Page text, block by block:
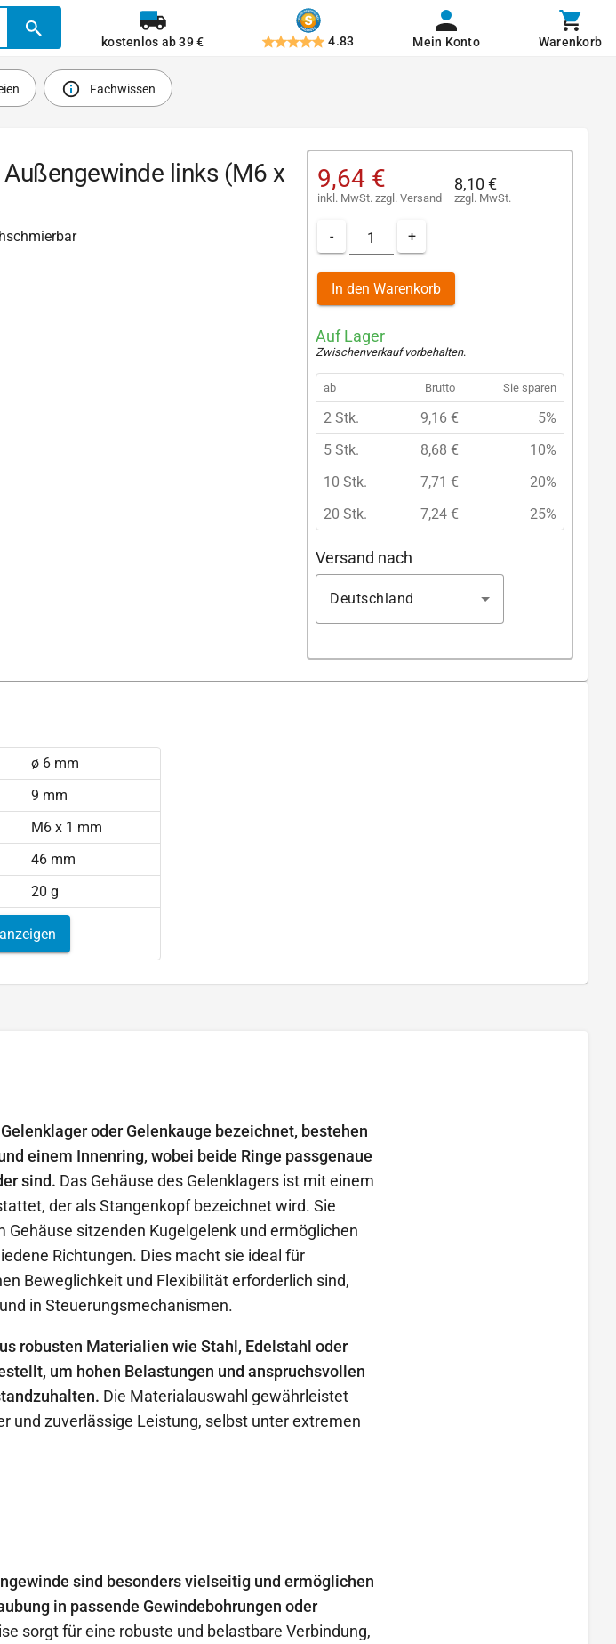
kostenlos ab 39 € 4.83 Mein Konto Warenkorb
Fachwissen
links (M6 x
9,64 €
inkl. MwSt. zzgl. Versand
8,10 €
zzgl. MwSt.
- +
In den Warenkorb
Auf Lager
Zwischenverkauf vorbehalten.
ab Brutto Sie sparen
2 Stk. 9,16 €
5%
5 Stk.
8,68 €
10%
10 Stk.
7,71 €
20%
20 Stk.
7,24 € 25%
Versand nach
Deutschland
ø 6 mm
9 mm
M6 x 1 mm
46 mm
20 g
oder Gelenkauge bezeichnet, bestehen
einem Innenring, wobei beide Ringe passgenaue
sind. Das Gehäuse des Gelenklagers ist mit einem
der als Stangenkopf bezeichnet wird. Sie
Gehäuse sitzenden Kugelgelenk und ermöglichen
Richtungen. Dies macht sie ideal für
Beweglichkeit und Flexibilität erforderlich sind,
in Steuerungsmechanismen.
robusten Materialien wie Stahl, Edelstahl oder
um hohen Belastungen und anspruchsvollen
Die Materialauswahl gewährleistet
und zuverlässige Leistung, selbst unter extremen
sind besonders vielseitig und ermöglichen
in passende Gewindebohrungen oder
sorgt für eine robuste und belastbare Verbindung,